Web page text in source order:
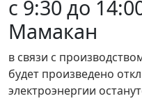
с 9:30 до
Мамакан
в связи с
будет произведено
электроэнергии